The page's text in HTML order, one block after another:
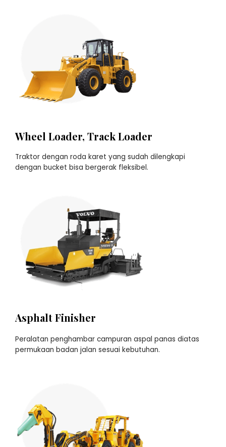
Wheel Loader, Track Loader
Traktor dengan roda karet yang sudah dilengkapi
dengan bucket bisa bergerak fleksibel.
Asphalt Finisher
Peralatan penghambar campuran aspal panas diatas
permukaan badan jalan sesuai kebutuhan.